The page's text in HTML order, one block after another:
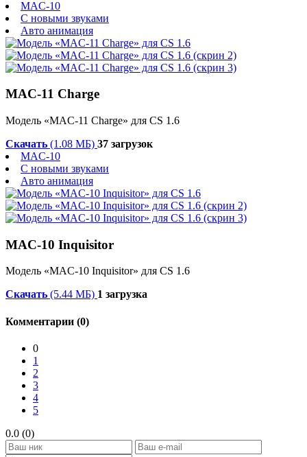
MAC-10
С новыми звуками
Авто анимация
MAC-11 Charge
Модель «MAC-11 Charge» для CS 1.6
Скачать (1.08 МБ) 37 загрузок
MAC-10
С новыми звуками
Авто анимация
MAC-10 Inquisitor
Модель «MAC-10 Inquisitor» для CS 1.6
Скачать (5.44 МБ) 1 загрузка
Комментарии (0)
0
1
2
3
4
5
0.0 (0)